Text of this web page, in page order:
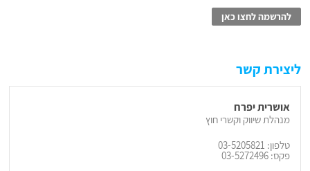
להרשמה לחצו כאן
ליצירת קשר
אושרית יפרח
מנהלת שיווק וקשרי חוץ
טלפון: 03-5205821
פקס: 03-5272496